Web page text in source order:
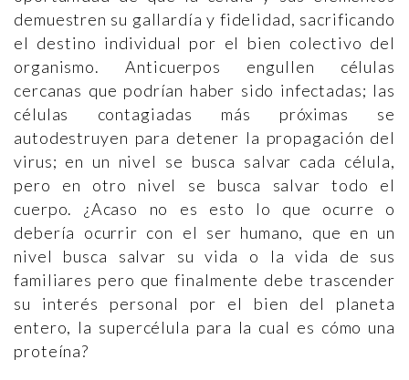
demuestren su gallardía y fidelidad, sacrificando
el destino individual por el bien colectivo del
organismo. Anticuerpos engullen células
cercanas que podrían haber sido infectadas; las
células contagiadas más próximas se
autodestruyen para detener la propagación del
virus; en un nivel se busca salvar cada célula,
pero en otro nivel se busca salvar todo el
cuerpo. ¿Acaso no es esto lo que ocurre o
debería ocurrir con el ser humano, que en un
nivel busca salvar su vida o la vida de sus
familiares pero que finalmente debe trascender
su interés personal por el bien del planeta
entero, la supercélula para la cual es cómo una
proteína?